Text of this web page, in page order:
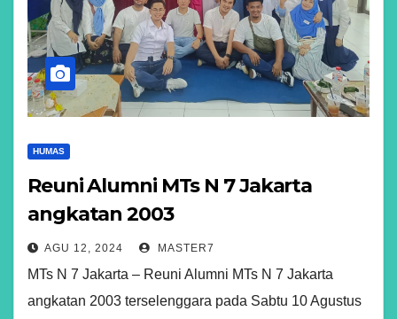
HUMAS
Reuni Alumni MTs N 7 Jakarta
angkatan 2003
AGU 12, 2024 MASTER7
MTs N 7 Jakarta – Reuni Alumni MTs N 7 Jakarta
angkatan 2003 terselenggara pada Sabtu 10 Agustus